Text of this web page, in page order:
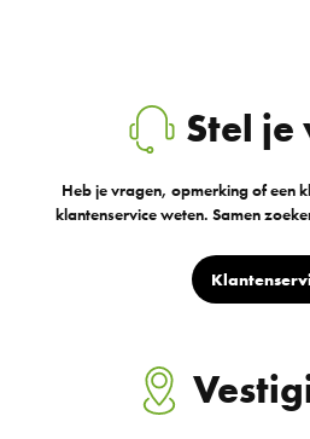
Stel
Heb je vragen, opmerking of een
klantenservice weten. Samen